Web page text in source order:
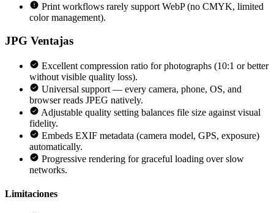
Print workflows rarely support WebP (no CMYK, limited
color management).
JPG Ventajas
Excellent compression ratio for photographs (10:1 or better
without visible quality loss).
Universal support — every camera, phone, OS, and
browser reads JPEG natively.
Adjustable quality setting balances file size against visual
fidelity.
Embeds EXIF metadata (camera model, GPS, exposure)
automatically.
Progressive rendering for graceful loading over slow
networks.
Limitaciones